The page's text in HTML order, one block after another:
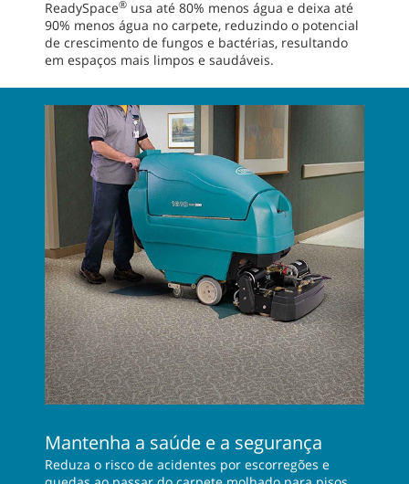
ReadySpace® usa até 80% menos água e deixa até
90% menos água no carpete, reduzindo o potencial
de crescimento de fungos e bactérias, resultando
em espaços mais limpos e saudáveis.
Mantenha a saúde e a segurança
Reduza o risco de acidentes por escorregões e